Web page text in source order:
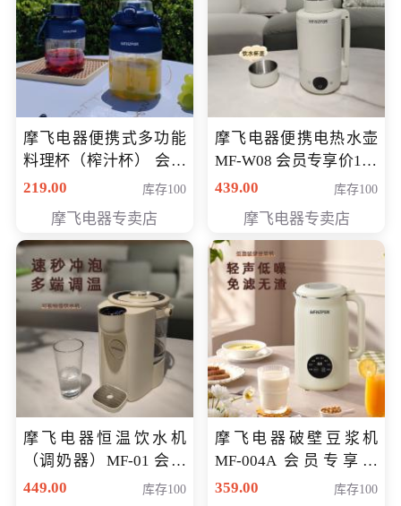
摩飞电器便携式多功能
料理杯（榨汁杯） 会员
专享价118元
219.00 库存100
摩飞电器专卖店
摩飞电器便携电热水壶
MF-W08 会员专享价198
元
439.00 库存100
摩飞电器专卖店
摩飞电器恒温饮水机
（调奶器）MF-01 会员
专享价366元
449.00 库存100
摩飞电器破壁豆浆机
MF-004A 会员专享价
168元
359.00 库存100